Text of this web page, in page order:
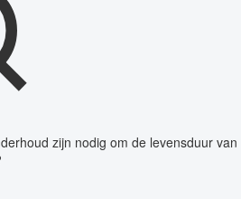
zijn nodig om de levensduur van